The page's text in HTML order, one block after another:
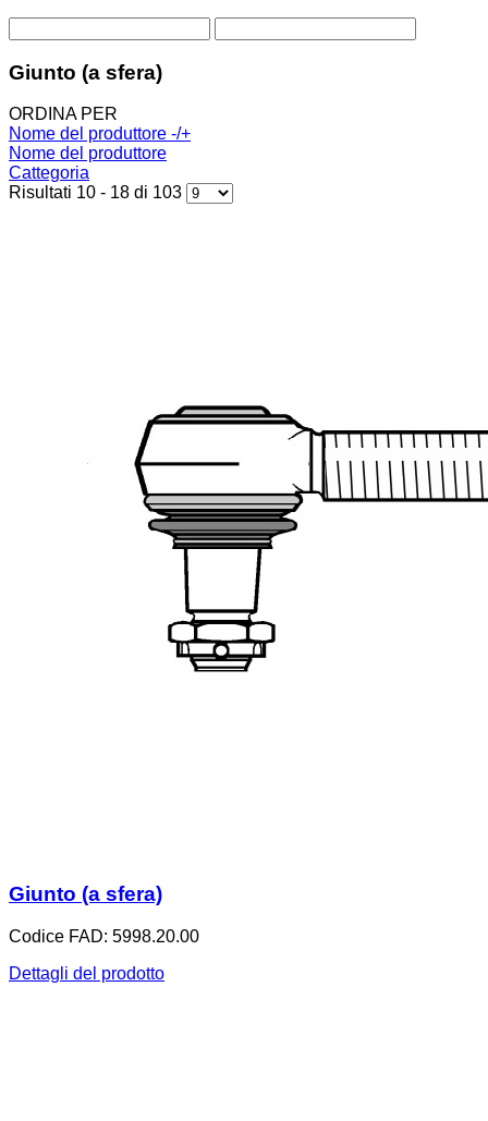
Giunto (a sfera)
ORDINA PER
Nome del produttore -/+
Nome del produttore
Cattegoria
Risultati 10 - 18 di 103
Giunto (a sfera)
Codice FAD: 5998.20.00
Dettagli del prodotto